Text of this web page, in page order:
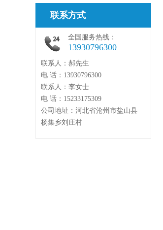
联系方式
全国服务热线：
13930796300
联系人：郝先生
电 话：13930796300
联系人：李女士
电 话：15233175309
公司地址：河北省沧州市盐山县
杨集乡刘庄村